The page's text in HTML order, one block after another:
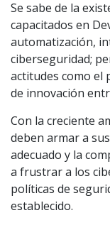
Se sabe de la
capacitados en
automatización,
ciberseguridad;
actitudes como el
de innovación
Con la creciente
deben armar a
adecuado y la
a frustrar a los
políticas de
establecido.